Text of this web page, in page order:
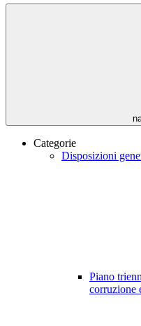
Categorie
Disposizioni
Piano
corruzione